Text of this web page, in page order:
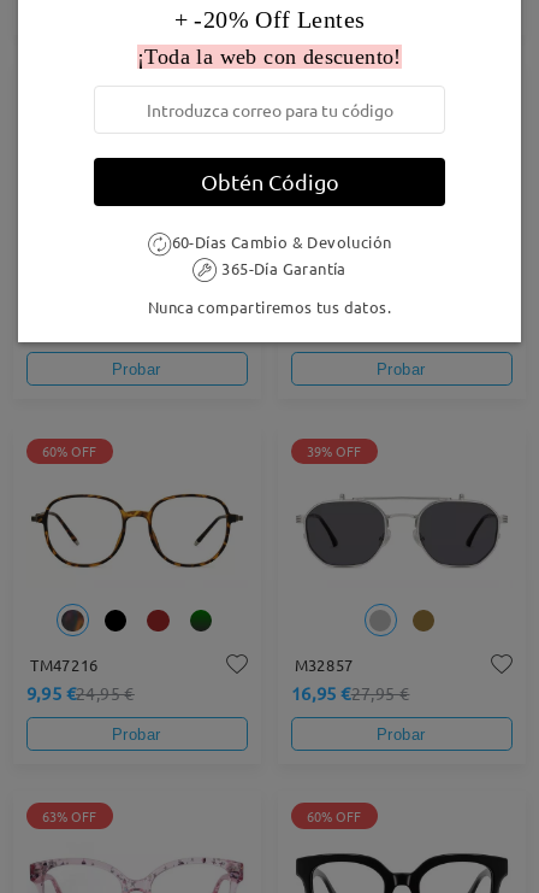
60% OFF
Probar
58% OFF
AC56431
Probar
60% OFF
TM47216
9,95 €24,95 €
Probar
39% OFF
M32857
16,95 €27,95 €
Probar
63% OFF 60% OFF
+ -20% Off Lentes
¡Toda la web con descuento!
Obtén Código
60-Días Cambio & Devolución
365-Día Garantía
Nunca compartiremos tus datos.